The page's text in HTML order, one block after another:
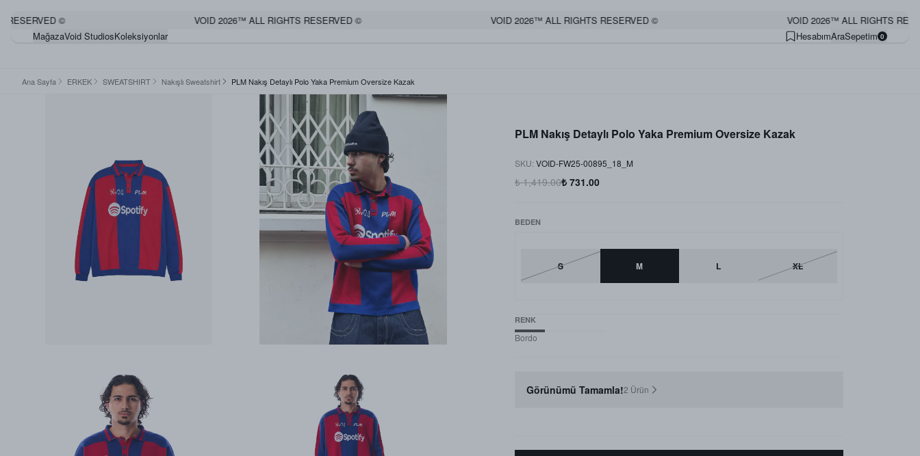
© VOID 2026™ ALL RIGHTS RESERVED © VOID 2026™ ALL RIGHTS RESERVED ©
VOID 2026™ ALL RIGHTS
MağazaVoid StudiosKoleksiyonlar HesabımAraSepetim 0
Ana Sayfa ERKEK SWEATSHIRT Nakışlı Sweatshirt PLM Nakış Detaylı Polo Yaka Premium Oversize Kazak
PLM Nakış Detaylı Polo Yaka Premium Oversize Kazak
SKU: VOID-FW25-00895_18_M
₺ 1,419.00₺ 731.00
BEDEN
S M L XL
RENK
Bordo
Görünümü Tamamla!2 Ürün